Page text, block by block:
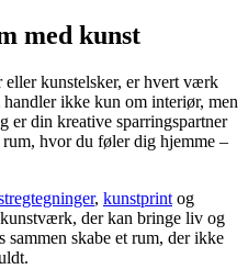
med kunst
eller kunstelsker, er hvert værk
ikke kun om interiør, men
er din kreative sparringspartner
hvor du føler dig hjemme –
, kunstprint og
der kan bringe liv og
skabe et rum, der ikke